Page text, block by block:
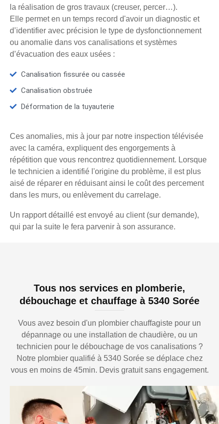
la réalisation de gros travaux (creuser, percer…).
Elle permet en un temps record d'avoir un diagnostic et
d’identifier avec précision le type de dysfonctionnement
ou anomalie dans vos canalisations et systèmes
d’évacuation des eaux usées :
Canalisation fissurée ou cassée
Canalisation obstruée
Déformation de la tuyauterie
Ces anomalies, mis à jour par notre inspection télévisée
avec la caméra, expliquent des engorgements à
répétition que vous rencontrez quotidiennement. Lorsque
le technicien a identifié l'origine du problème, il est plus
aisé de réparer en réduisant ainsi le coût des percement
dans les murs, ou enlèvement du carrelage.
Un rapport détaillé est envoyé au client (sur demande),
qui par la suite le fera parvenir à son assurance.
Tous nos services en plomberie,
débouchage et chauffage à 5340 Sorée
Vous avez besoin d'un plombier chauffagiste pour un
dépannage ou une installation de chaudière, ou un
technicien pour le débouchage de vos canalisations ?
Notre plombier qualifié à 5340 Sorée se déplace chez
vous en moins de 45min. Devis gratuit sans engagement.